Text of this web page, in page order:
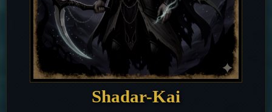
Shadar-Kai